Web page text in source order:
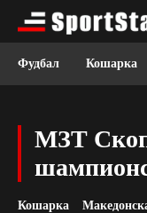
Фудбал Кошарка
МЗТ
Кошарка